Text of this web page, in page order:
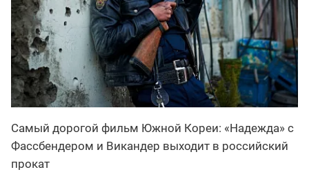
Самый дорогой фильм Южной Кореи: «Надежда» с
Фассбендером и Викандер выходит в российский
прокат